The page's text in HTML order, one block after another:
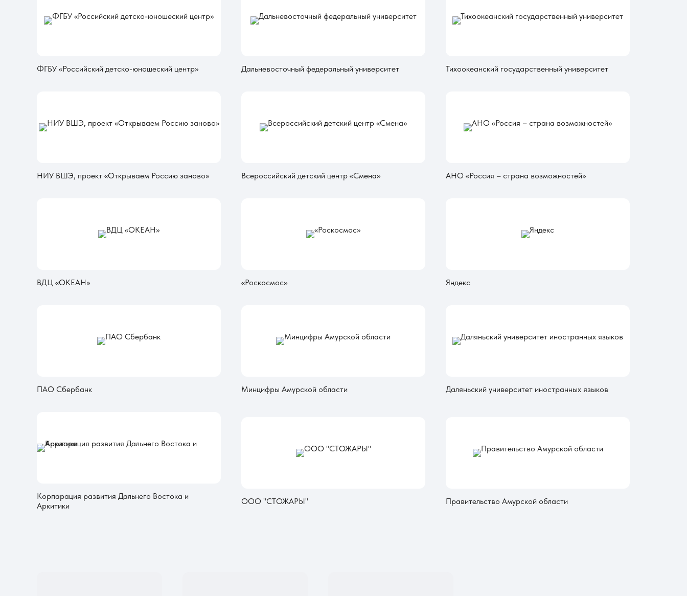
ФГБУ «Российский детско-юношеский центр» Дальневосточный федеральный университет Тихоокеанский государственный университет
НИУ ВШЭ, проект «Открываем Россию заново» Всероссийский детский центр «Смена» АНО «Россия – страна возможностей»
ВДЦ «ОКЕАН» «Роскосмос» Яндекс
ПАО Сбербанк Минцифры Амурской области Даляньский университет иностранных языков
Корпарация развития Дальнего Востока и
Аркитики
ООО "СТОЖАРЫ" Правительство Амурской области